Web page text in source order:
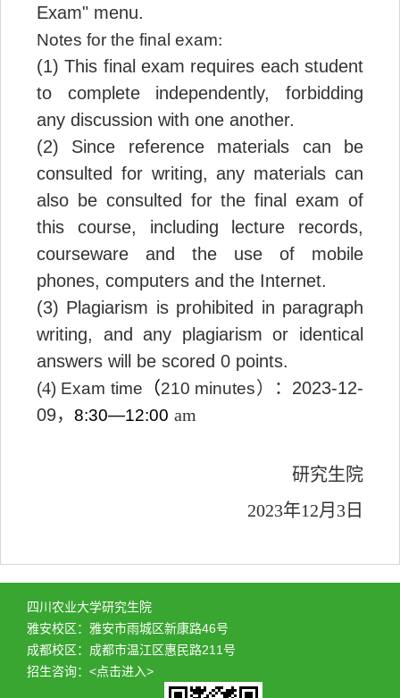
Exam" menu.
Notes for the final exam:
(1) This final exam requires each student
to complete independently, forbidding
any discussion with one another.
(2) Since reference materials can be
consulted for writing, any materials can
also be consulted for the final exam of
this course, including lecture records,
courseware and the use of mobile
phones, computers and the Internet.
(3) Plagiarism is prohibited in paragraph
writing, and any plagiarism or identical
answers will be scored 0 points.
(4) Exam time （210 minutes）： 2023-12-
09， 8:30—12:00 am
研究生院
2023年12月3日
四川农业大学研究生院
雅安校区：雅安市雨城区新康路46号
成都校区：成都市温江区惠民路211号
招生咨询： <点击进入>